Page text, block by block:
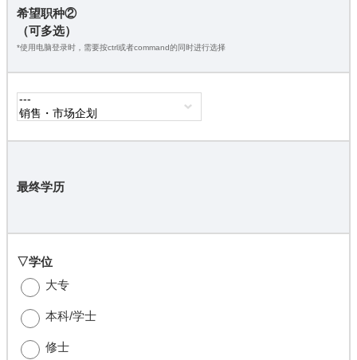
希望职种②
（可多选）
*使用电脑登录时，需要按ctrl或者command的同时进行选择
最终学历
▽学位
大专
本科/学士
修士